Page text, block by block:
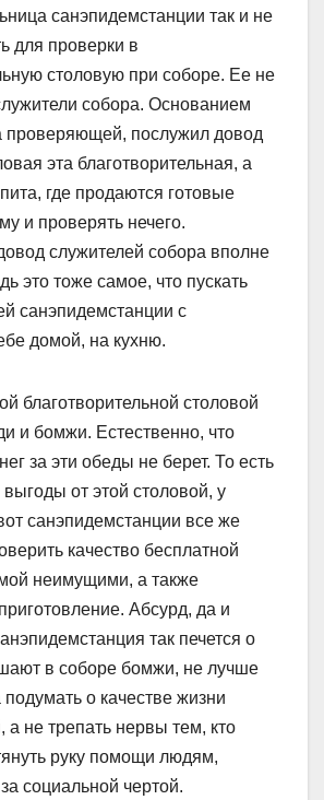
санэпидемстанции так и не
для проверки в
столовую при соборе. Ее не
собора. Основанием
проверяющей, послужил довод
эта благотворительная, а
где продаются готовые
и проверять нечего.
служителей собора вполне
это тоже самое, что пускать
санэпидемстанции с
домой, на кухню.
благотворительной столовой
и бомжи. Естественно, что
за эти обеды не берет. То есть
от этой столовой, у
санэпидемстанции все же
качество бесплатной
неимущими, а также
Абсурд, да и
так печется о
в соборе бомжи, не лучше
о качестве жизни
не трепать нервы тем, кто
руку помощи людям,
социальной чертой.